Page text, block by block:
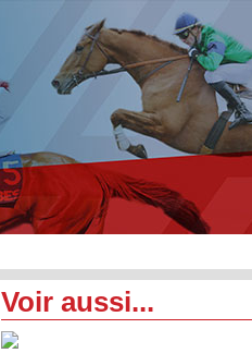
Voir aussi...